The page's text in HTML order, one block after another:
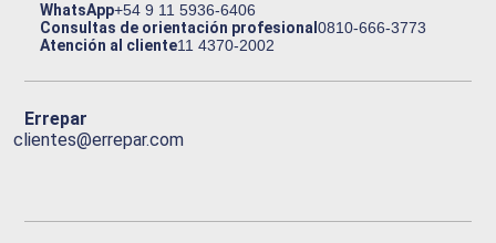
WhatsApp+54 9 11 5936-6406
Consultas de orientación profesional0810-666-3773
Atención al cliente11 4370-2002
Errepar
clientes@errepar.com